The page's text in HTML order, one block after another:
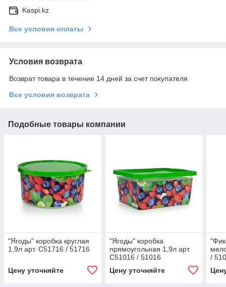
Kaspi.kz
Все условия оплаты
Условия возврата
Возврат товара в течение 14 дней за счет покупателя
Все условия возврата
Подобные товары компании
"Ягоды" коробка круглая
1,9л арт. С51716 / 51716
Цену уточняйте
"Ягоды" коробка
прямоугольная 1,9л арт.
С51016 / 51016
Цену уточняйте
/